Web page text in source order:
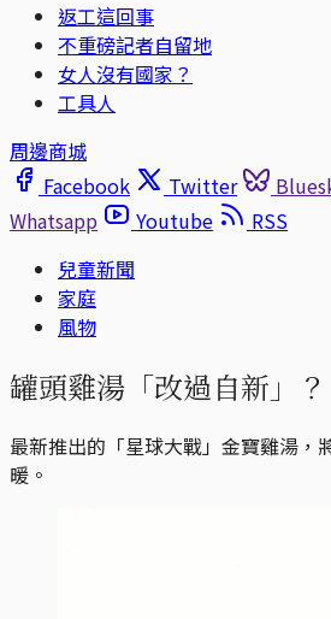
返工這回事
不重磅記者自留地
女人沒有國家？
工具人
周邊商城
Facebook
Twitter
Whatsapp
Youtube
RSS
兒童新聞
家庭
風物
罐頭雞湯「改過自新」？
最新推出的「星球大戰」金寶雞湯
暖。